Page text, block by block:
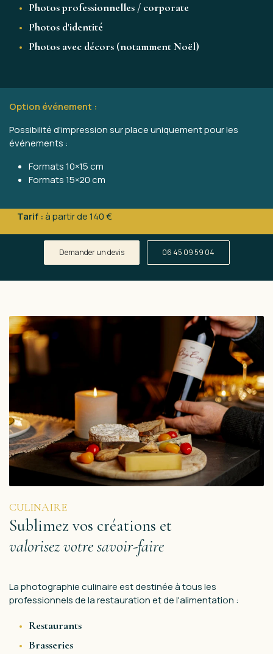
Photos professionnelles / corporate
Photos d'identité
Photos avec décors (notamment Noël)
Option événement :
Possibilité d'impression sur place uniquement pour les
événements :
Formats 10×15 cm
Formats 15×20 cm
Tarif :à partir de 140 €
Demander un devis 06 45 09 59 04
CULINAIRE
Sublimez vos créations et
valorisez votre savoir-faire
La photographie culinaire est destinée à tous les
professionnels de la restauration et de l'alimentation :
Restaurants
Brasseries